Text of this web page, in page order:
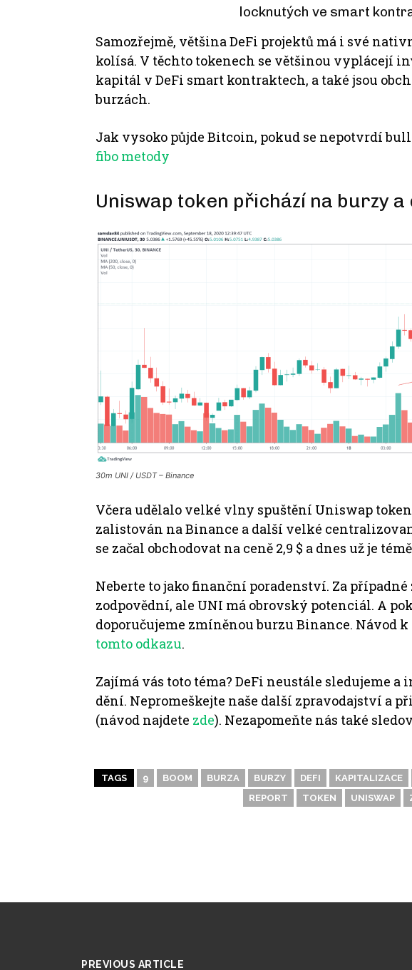
locknutých ve smart
Samozřejmě, většina DeFi projektů má i své
kolísá. V těchto tokenech se většinou vyplácejí
kapitál v DeFi smart kontraktech, a také jsou
burzách.
Jak vysoko půjde Bitcoin, pokud se nepotvrdí
fibo metody
Uniswap token přichází na burzy
30m UNI / USDT – Binance
Včera udělalo velké vlny spuštění Uniswap
zalistován na Binance a další velké
se začal obchodovat na ceně 2,9 $ a dnes už je
Neberte to jako finanční poradenství. Za
zodpovědní, ale UNI má obrovský potenciál. A
doporučujeme zmíněnou burzu Binance. Návod
tomto odkazu.
Zajímá vás toto téma? DeFi neustále sledujeme a
dění. Nepromeškejte naše další zpravodajství a
(návod najdete zde). Nezapomeňte nás také
TAGS 9 BOOM BURZA BURZY DEFI KAPITALIZACE
REPORT
TOKEN UNISWAP
PREVIOUS ARTICLE